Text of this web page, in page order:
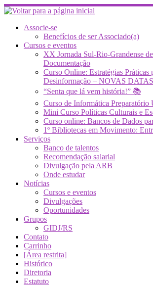
Skip
to
contentAssocie-se
Benefícios de ser Associado(a)
Cursos e eventos
XX Jornada Sul-Rio-Grandense
Documentação
Curso Online: Estratégias Práticas
Desinformação – NOVAS DATAS
“Senta que lá vem história!” 📚
Curso de Informática Preparatório
Mini Curso Políticas Culturais e
Curso online: Bancos de Dados
1º Bibliotecas em Movimento:
Serviços
Banco de talentos
Recomendação salarial
Divulgação pela ARB
Onde estudar
Notícias
Cursos e eventos
Divulgações
Oportunidades
Grupos
GIDJ/RS
Contato
Carrinho
[Área restrita]
Histórico
Diretoria
Estatuto